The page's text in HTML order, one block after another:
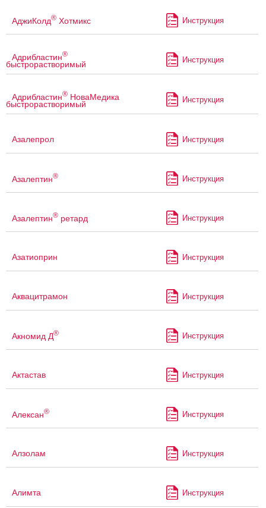
АджиКолд® Хотмикс Инструкция
Адрибластин®
быстрорастворимый Инструкция
Адрибластин® НоваМедика
быстрорастворимый Инструкция
Азалепрол Инструкция
Азалептин® Инструкция
Азалептин® ретард Инструкция
Азатиоприн Инструкция
Аквацитрамон Инструкция
Акномид Д® Инструкция
Актастав Инструкция
Алексан® Инструкция
Алзолам Инструкция
Алимта Инструкция